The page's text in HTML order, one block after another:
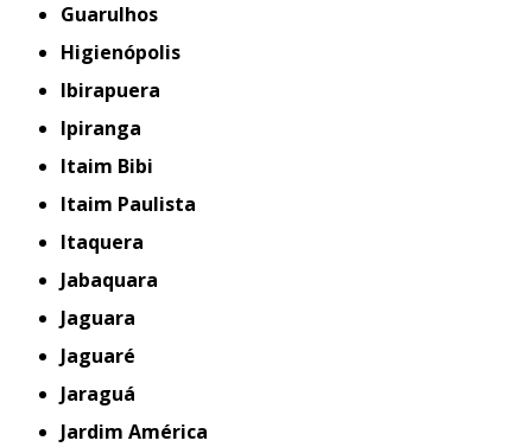
Guarulhos
Higienópolis
Ibirapuera
Ipiranga
Itaim Bibi
Itaim Paulista
Itaquera
Jabaquara
Jaguara
Jaguaré
Jaraguá
Jardim América